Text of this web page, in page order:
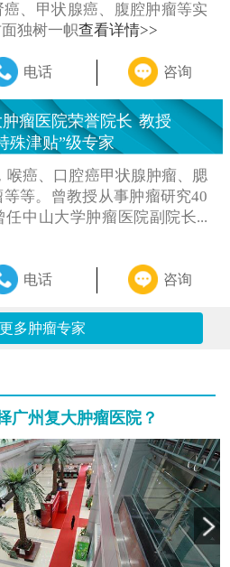
、甲状腺癌、腹腔肿瘤等实
独树一帜查看详情>>
电话 咨询
瘤医院荣誉院长 教授
殊津贴”级专家
喉癌、口腔癌甲状腺肿瘤、腮
等。曾教授从事肿瘤研究40
中山大学肿瘤医院副院长...
电话 咨询
多肿瘤专家
广州复大肿瘤医院？